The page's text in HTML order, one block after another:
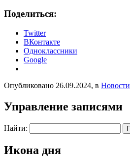
Поделиться:
Twitter
ВКонтакте
Одноклассники
Google
Опубликовано 26.09.2024, в Новости
Управление записями
Найти:
Икона дня